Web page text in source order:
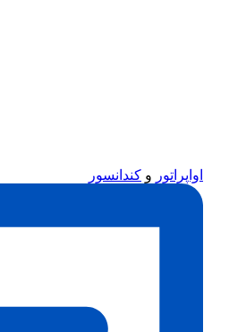
اواپراتور و کندانسور